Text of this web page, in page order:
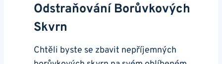
Odstraňování Borůvkových
Skvrn
Chtěli byste se zbavit nepříjemných